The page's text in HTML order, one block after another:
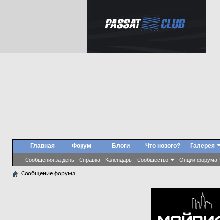
Главная Форум
Сообщения за день Справка Календарь Сообщество Опции форума
Блоги Что нового? Галерея
Сообщение форума